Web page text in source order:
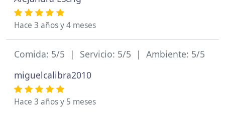
Hace 3 años y 4 meses
Comida: 5/5 | Servicio: 5/5 | Ambiente: 5/5
miguelcalibra2010
Hace 3 años y 5 meses